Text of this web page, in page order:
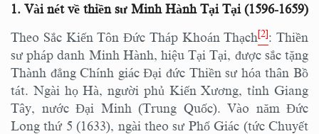
1. Vài nét về thiền sư Minh Hành Tại Tại (1596-1659)
Theo Sắc Kiến Tôn Đức Tháp Khoán Thạch[2] : Thiền
sư pháp danh Minh Hành, hiệu Tại Tại, được sắc tặng
Thành đẳng Chính giác Đại đức Thiền sư hóa thân Bồ
tát. Ngài họ Hà, người phủ Kiến Xương, tỉnh Giang
Tây, nước Đại Minh (Trung Quốc). Vào năm Đức
Long thứ 5 (1633), ngài theo sư Phổ Giác (tức Chuyết